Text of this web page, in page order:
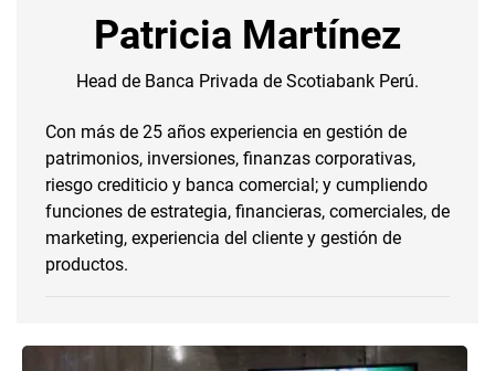
Patricia Martínez
Head de Banca Privada de Scotiabank Perú.
Con más de 25 años experiencia en gestión de
patrimonios, inversiones, finanzas corporativas,
riesgo crediticio y banca comercial; y cumpliendo
funciones de estrategia, financieras, comerciales, de
marketing, experiencia del cliente y gestión de
productos.